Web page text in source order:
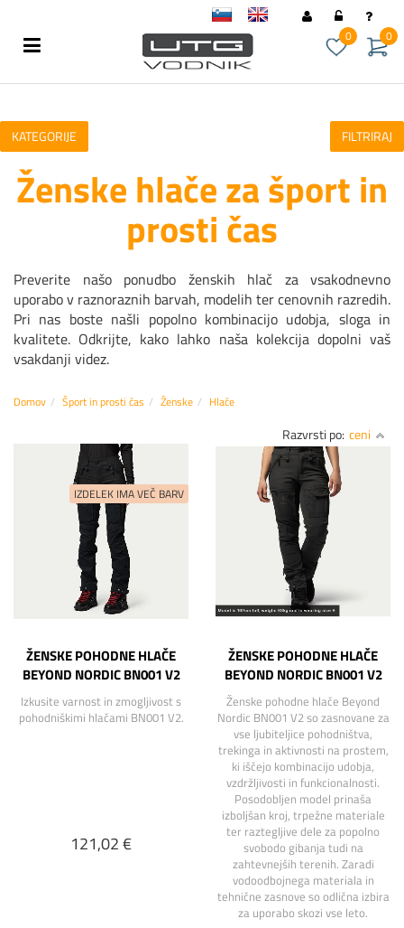
0
0
KATEGORIJE FILTRIRAJ
Ženske hlače za šport in
prosti čas
Preverite našo ponudbo ženskih hlač za vsakodnevno
uporabo v raznoraznih barvah, modelih ter cenovnih razredih.
Pri nas boste našli popolno kombinacijo udobja, sloga in
kvalitete. Odkrijte, kako lahko naša kolekcija dopolni vaš
vsakdanji videz.
Domov Šport in prosti čas Ženske Hlače
Razvrsti po: ceni
ŽENSKE POHODNE HLAČE
BEYOND NORDIC BN001 V2
Izkusite varnost in zmogljivost s
pohodniškimi hlačami BN001 V2.
121,02 €
ŽENSKE POHODNE HLAČE
BEYOND NORDIC BN001 V2
Ženske pohodne hlače Beyond
Nordic BN001 V2 so zasnovane za
vse ljubiteljice pohodništva,
trekinga in aktivnosti na prostem,
ki iščejo kombinacijo udobja,
vzdržljivosti in funkcionalnosti.
Posodobljen model prinaša
izboljšan kroj, trpežne materiale
ter raztegljive dele za popolno
svobodo gibanja tudi na
zahtevnejših terenih. Zaradi
vodoodbojnega materiala in
tehnične zasnove so odlična izbira
za uporabo skozi vse leto.